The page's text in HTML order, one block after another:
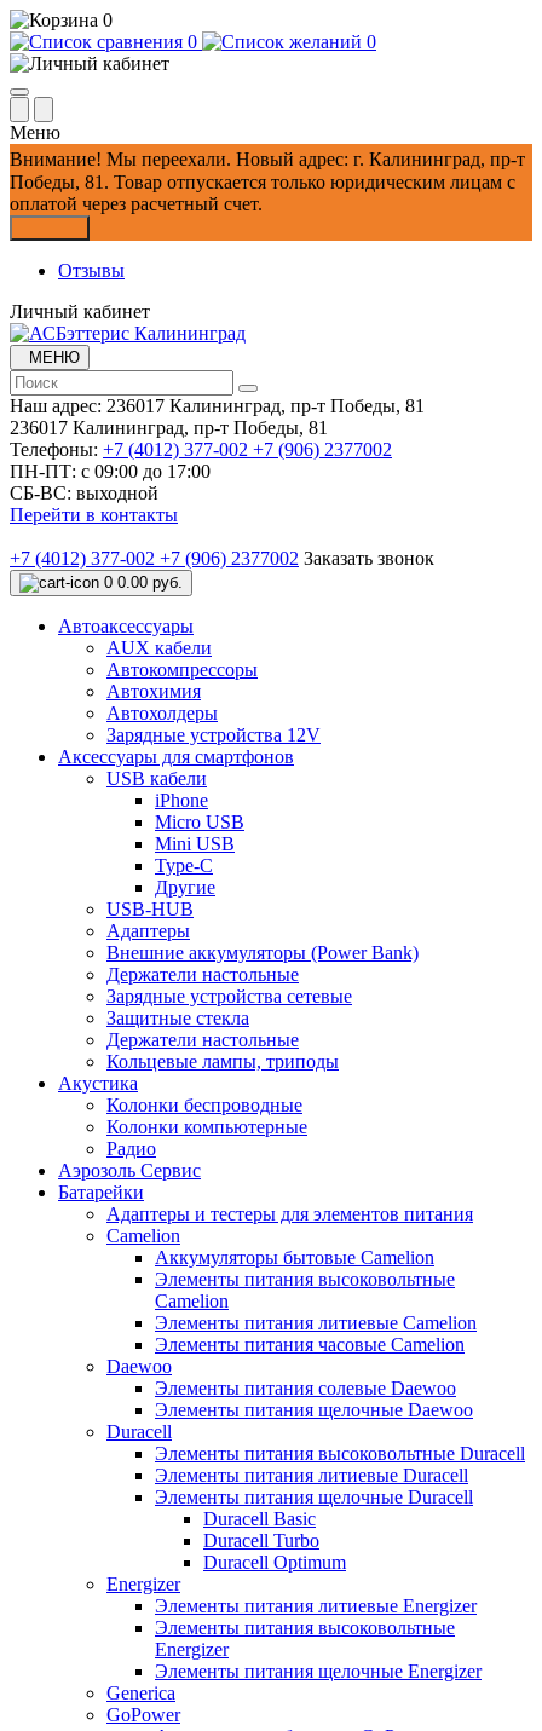
0
0
0
Меню
Внимание! Мы переехали. Новый адрес: г. Калининград, пр-т
Победы, 81. Товар отпускается только юридическим лицам с
оплатой через расчетный счет.
Отзывы
Личный кабинет
МЕНЮ
Наш адрес: 236017 Калининград,​ пр-т Победы, 81
236017 Калининград,​ пр-т Победы, 81
Телефоны: +7 (4012) 377-002 +7 (906) 2377002
ПН-ПТ: с 09:00 до 17:00
СБ-ВС: выходной
Перейти в контакты
+7 (4012) 377-002 +7 (906) 2377002 Заказать звонок
0 0.00 руб.
Автоаксессуары
AUX кабели
Автокомпрессоры
Автохимия
Автохолдеры
Зарядные устройства 12V
Аксессуары для смартфонов
USB кабели
iPhone
Micro USB
Mini USB
Type-C
Другие
USB-HUB
Адаптеры
Внешние аккумуляторы (Power Bank)
Держатели настольные
Зарядные устройства сетевые
Защитные стекла
Держатели настольные
Кольцевые лампы, триподы
Акустика
Колонки беспроводные
Колонки компьютерные
Радио
Аэрозоль Сервис
Батарейки
Aдаптеры и тестеры для элементов питания
Camelion
Аккумуляторы бытовые Camelion
Элементы питания высоковольтные
Camelion
Элементы питания литиевые Camelion
Элементы питания часовые Camelion
Daewoo
Элементы питания солевые Daewoo
Элементы питания щелочные Daewoo
Duracell
Элементы питания высоковольтные Duracell
Элементы питания литиевые Duracell
Элементы питания щелочные Duracell
Duracell Basic
Duracell Turbo
Duracell Optimum
Energizer
Элементы питания литиевые Energizer
Элементы питания высоковольтные
Energizer
Элементы питания щелочные Energizer
Generica
GoPower